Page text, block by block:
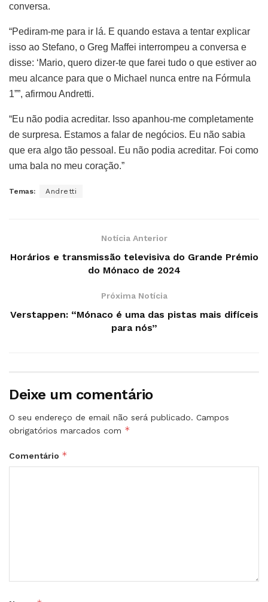
conversa.
“Pediram-me para ir lá. E quando estava a tentar explicar
isso ao Stefano, o Greg Maffei interrompeu a conversa e
disse: ‘Mario, quero dizer-te que farei tudo o que estiver ao
meu alcance para que o Michael nunca entre na Fórmula
1””, afirmou Andretti.
“Eu não podia acreditar. Isso apanhou-me completamente
de surpresa. Estamos a falar de negócios. Eu não sabia
que era algo tão pessoal. Eu não podia acreditar. Foi como
uma bala no meu coração.”
Temas: Andretti
Notícia Anterior
Horários e transmissão televisiva do Grande Prémio
do Mónaco de 2024
Próxima Notícia
Verstappen: “Mónaco é uma das pistas mais difíceis
para nós”
Deixe um comentário
O seu endereço de email não será publicado. Campos
obrigatórios marcados com *
Comentário *